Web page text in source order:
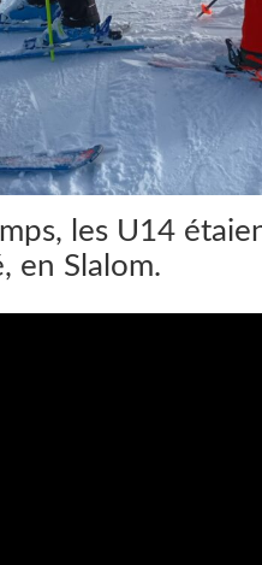
les U14
en Slalom.